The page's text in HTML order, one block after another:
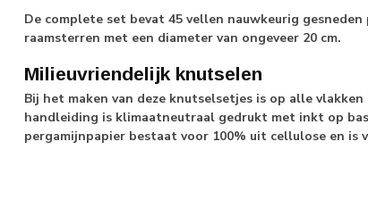
De complete set bevat 45 vellen nauwkeurig
raamsterren met een diameter van ongeveer 20 cm.
Milieuvriendelijk knutselen
Bij het maken van deze knutselsetjes is op alle
handleiding is klimaatneutraal gedrukt met inkt op
pergamijnpapier bestaat voor 100% uit cellulose en is